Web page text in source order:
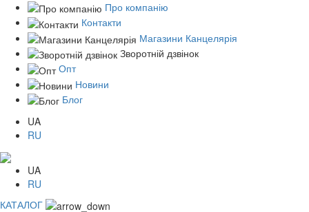
Про компанію
Контакти
Магазини Канцелярія
Зворотній дзвінок
Опт
Новини
Блог
UA
RU
UA
RU
КАТАЛОГ